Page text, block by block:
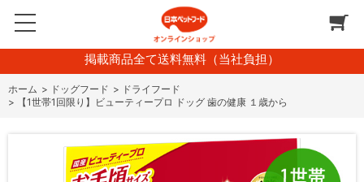
掲載商品全て送料無料（当社負担）
ホーム > ドッグフード > ドライフード
>
【1世帯1回限り】ビューティープロ ドッグ 歯の健康 １歳から